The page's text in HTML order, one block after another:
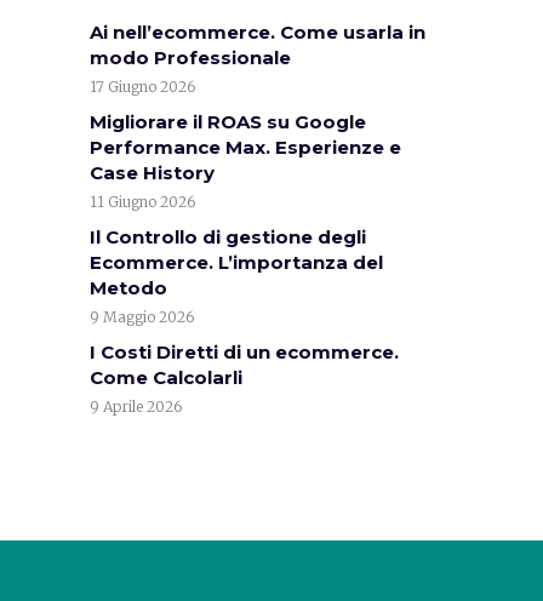
Ai nell’ecommerce. Come usarla in
modo Professionale
17 Giugno 2026
Migliorare il ROAS su Google
Performance Max. Esperienze e
Case History
11 Giugno 2026
Il Controllo di gestione degli
Ecommerce. L’importanza del
Metodo
9 Maggio 2026
I Costi Diretti di un ecommerce.
Come Calcolarli
9 Aprile 2026